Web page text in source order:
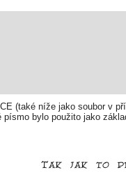
(také níže jako soubor v
bylo použito jako